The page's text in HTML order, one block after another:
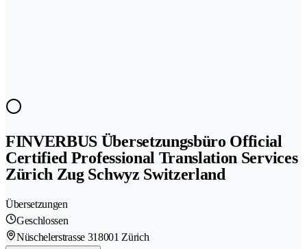
FINVERBUS Übersetzungsbüro Official
Certified Professional Translation Services
Zürich Zug Schwyz Switzerland
Übersetzungen
Geschlossen
Nüschelerstrasse 318001 Zürich